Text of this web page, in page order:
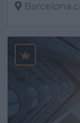
Barcelona